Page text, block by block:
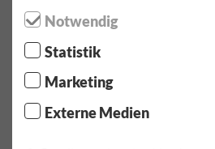
Abholdatum:
Abholzeit:
Notwendig
Statistik
Marketing
Externe Medien